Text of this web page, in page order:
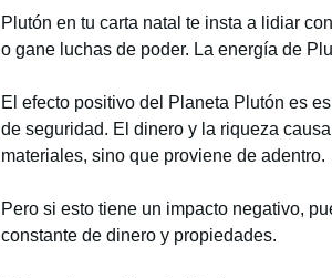
Plutón en tu carta natal te insta a lidiar
o gane luchas de poder. La energía de
El efecto positivo del Planeta Plutón es
de seguridad. El dinero y la riqueza
materiales, sino que proviene de adentro.
Pero si esto tiene un impacto negativo,
constante de dinero y propiedades.